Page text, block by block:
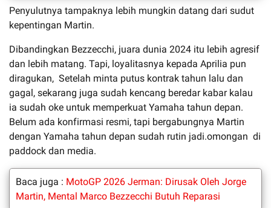
Penyulutnya tampaknya lebih mungkin datang dari sudut
kepentingan Martin.
Dibandingkan Bezzecchi, juara dunia 2024 itu lebih agresif
dan lebih matang. Tapi, loyalitasnya kepada Aprilia pun
diragukan, Setelah minta putus kontrak tahun lalu dan
gagal, sekarang juga sudah kencang beredar kabar kalau
ia sudah oke untuk memperkuat Yamaha tahun depan.
Belum ada konfirmasi resmi, tapi bergabungnya Martin
dengan Yamaha tahun depan sudah rutin jadi.omongan di
paddock dan media.
Baca juga : MotoGP 2026 Jerman: Dirusak Oleh Jorge
Martin, Mental Marco Bezzecchi Butuh Reparasi